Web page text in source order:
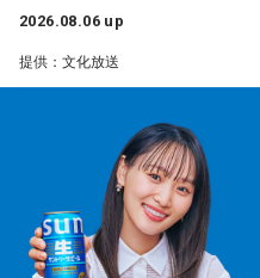
2026.08.06 up
提供：文化放送